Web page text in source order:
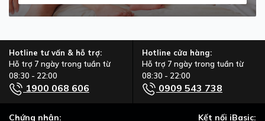
Hotline tư vấn & hỗ trợ:
Hỗ trợ 7 ngày trong tuần từ
08:30 - 22:00
1900 068 606
Hotline cửa hàng:
Hỗ trợ 7 ngày trong tuần từ
08:30 - 22:00
0909 543 738
Chứng nhận: Kết nối iBasic: